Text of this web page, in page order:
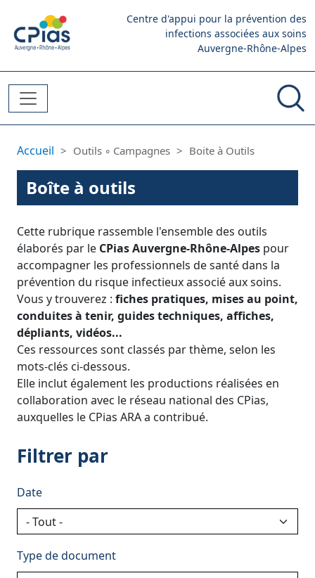
Centre d'appui pour la prévention des
infections associées aux soins
Auvergne-Rhône-Alpes
Fil d'Ariane
Accueil Outils ◦ Campagnes Boite à Outils
Boîte à outils
Cette rubrique rassemble l'ensemble des outils
élaborés par le CPias Auvergne-Rhône-Alpes pour
accompagner les professionnels de santé dans la
prévention du risque infectieux associé aux soins.
Vous y trouverez : fiches pratiques, mises au point,
conduites à tenir, guides techniques, affiches,
dépliants, vidéos...
Ces ressources sont classés par thème, selon les
mots-clés ci-dessous.
Elle inclut également les productions réalisées en
collaboration avec le réseau national des CPias,
auxquelles le CPias ARA a contribué.
Filtrer par
Date
Type de document